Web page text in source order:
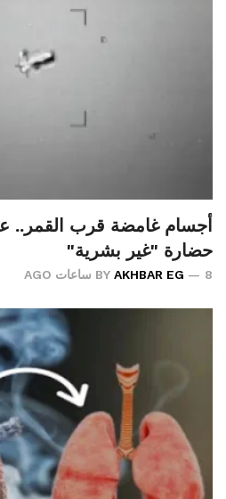
أجسام غامضة قرب القمر..
حضارة "غير بشرية"
BY AKHBAR EG 8 ساعات AGO